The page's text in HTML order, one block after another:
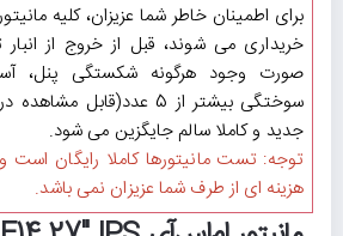
برای اطمینان خاطر شما عزیزان، کلیه
خریداری می شوند، قبل از خروج از
صورت وجود هرگونه شکستگی پنل،
سوختگی بیشتر از 5 عدد(قابل
جدید و کاملا سالم جایگزین می شود.
توجه: تست مانیتورها کاملا رایگان است
هزینه ای از طرف شما عزیزان نمی باشد.